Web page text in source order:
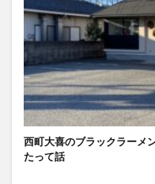
西町大喜のブラックラーメ
たって話